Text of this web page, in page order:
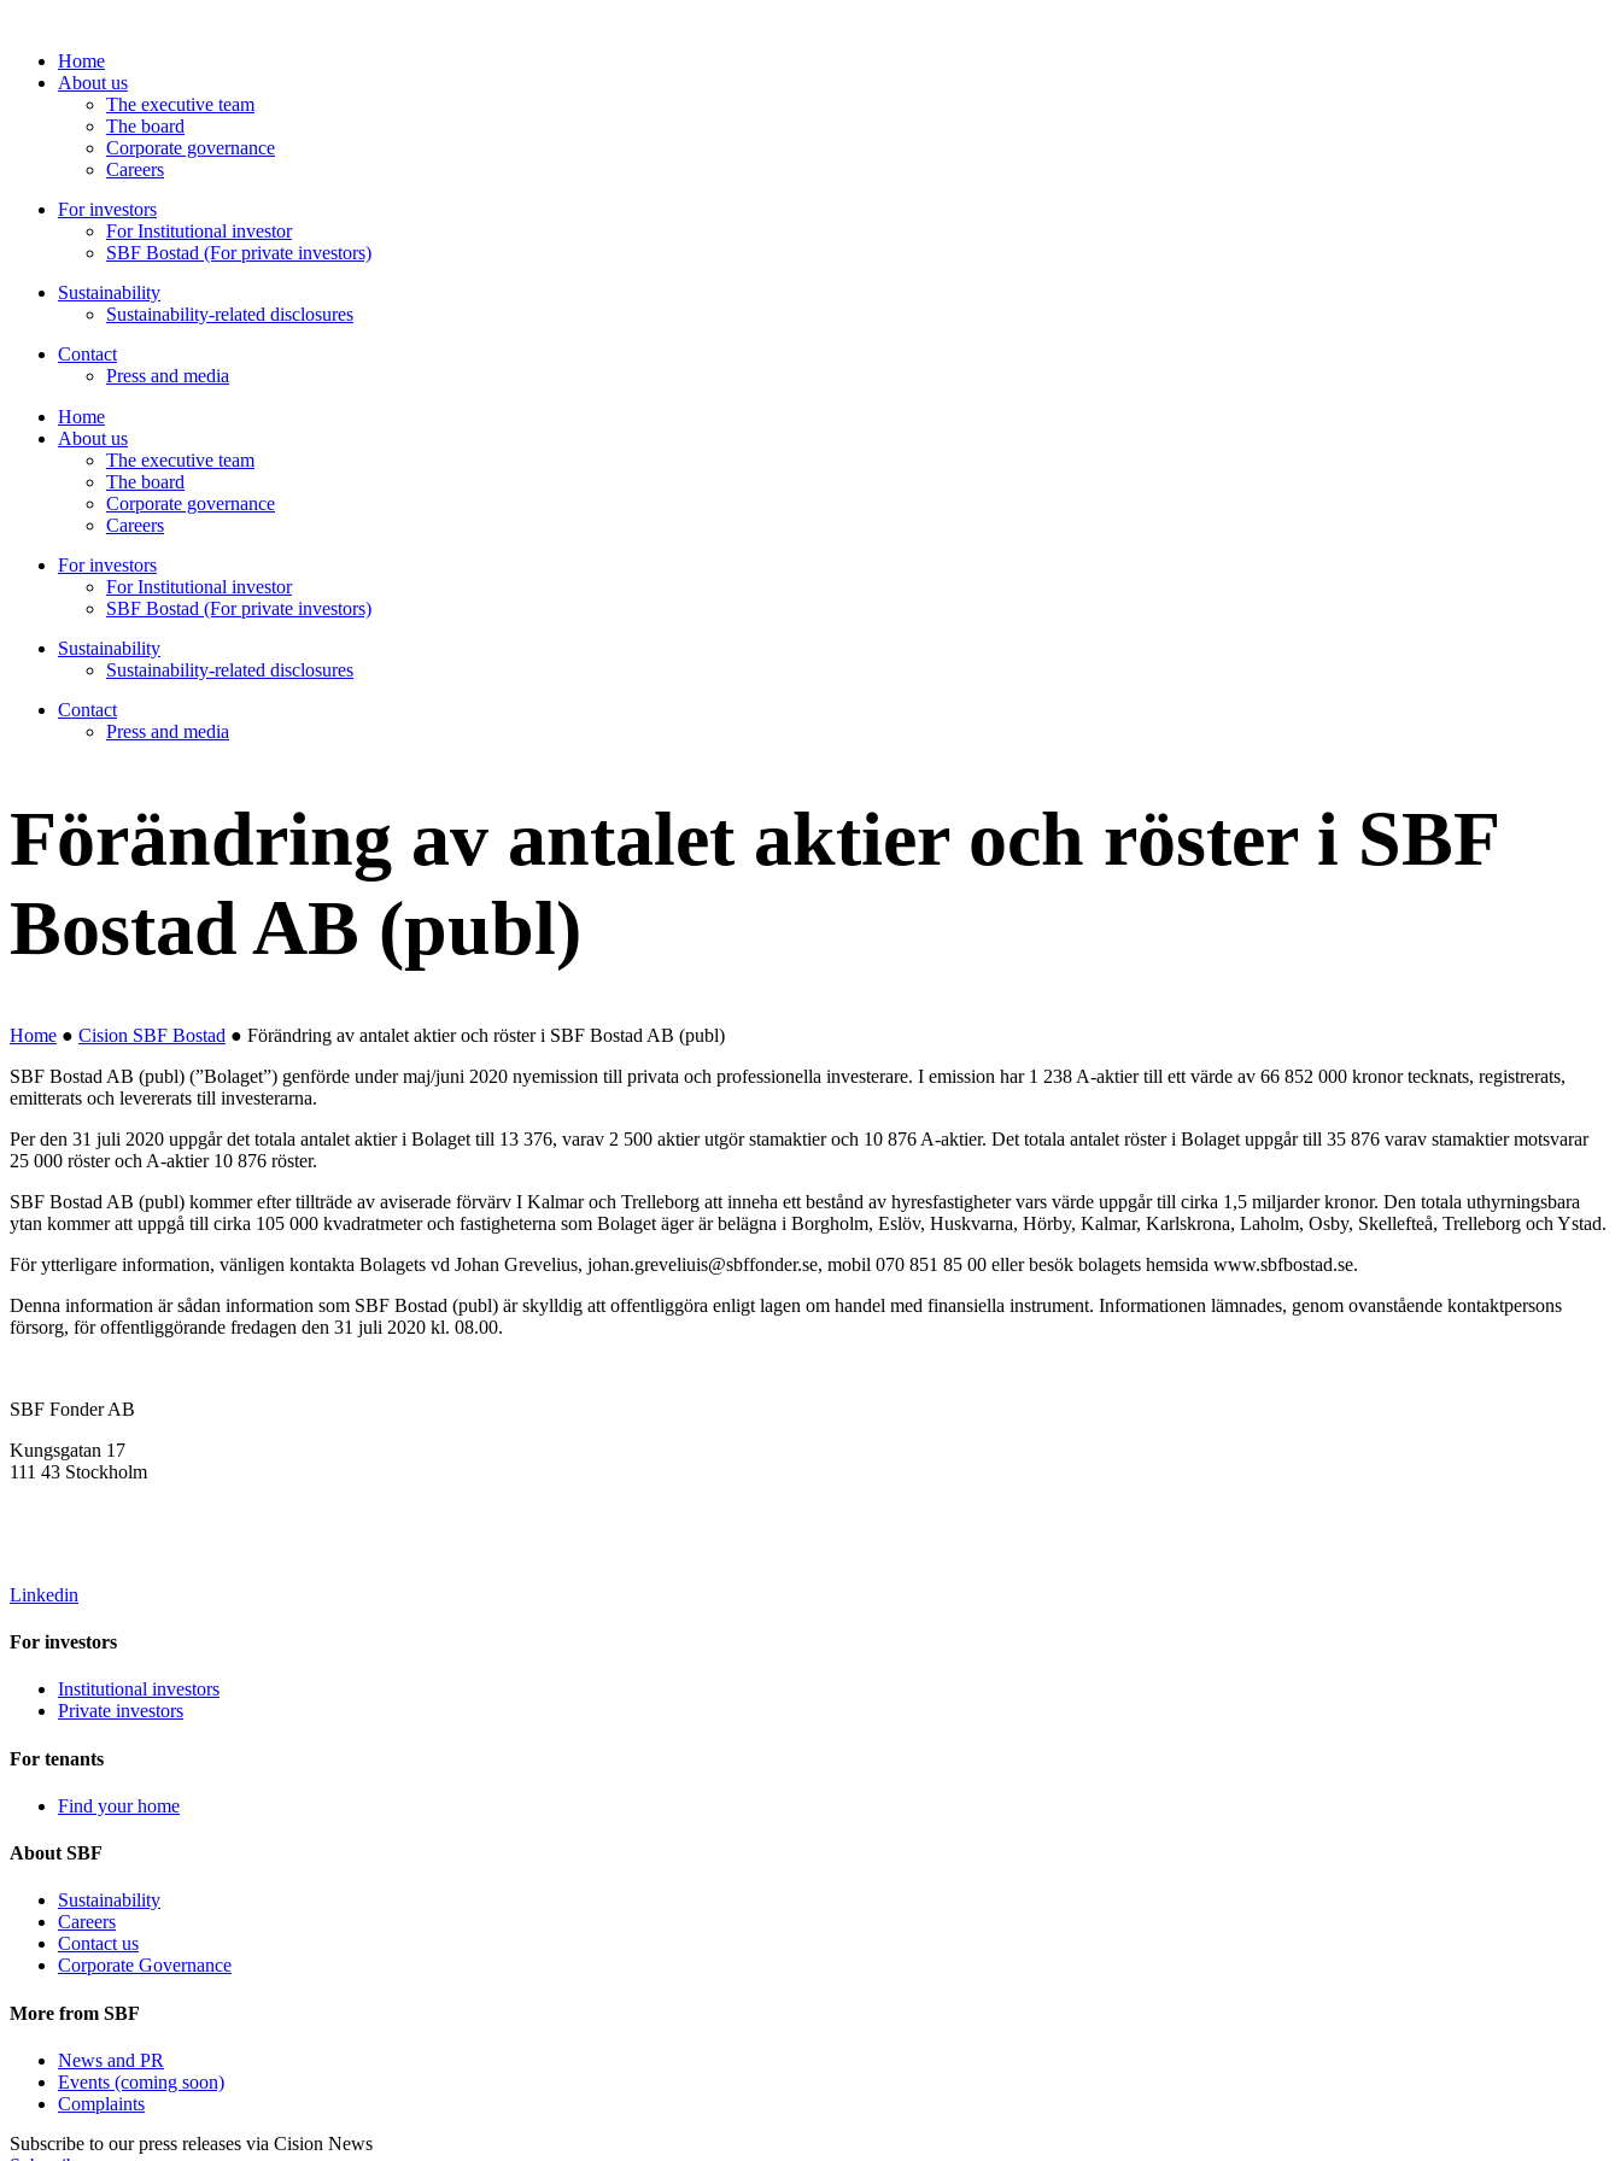
Home
About us
The executive team
The board
Corporate governance
Careers
For investors
For Institutional investor
SBF Bostad (For private investors)
Sustainability
Sustainability-related disclosures
Contact
Press and media
Home
About us
The executive team
The board
Corporate governance
Careers
For investors
For Institutional investor
SBF Bostad (For private investors)
Sustainability
Sustainability-related disclosures
Contact
Press and media
Förändring av antalet aktier och röster i SBF
Bostad AB (publ)
Home ● Cision SBF Bostad ● Förändring av antalet aktier och röster i SBF Bostad AB (publ)
SBF Bostad AB (publ) (”Bolaget”) genförde under maj/juni 2020 nyemission till privata och professionella investerare. I emission har 1 238 A-aktier till ett värde av 66 852 000 kronor tecknats, registrerats,
emitterats och levererats till investerarna.
Per den 31 juli 2020 uppgår det totala antalet aktier i Bolaget till 13 376, varav 2 500 aktier utgör stamaktier och 10 876 A-aktier. Det totala antalet röster i Bolaget uppgår till 35 876 varav stamaktier motsvarar
25 000 röster och A-aktier 10 876 röster.
SBF Bostad AB (publ) kommer efter tillträde av aviserade förvärv I Kalmar och Trelleborg att inneha ett bestånd av hyresfastigheter vars värde uppgår till cirka 1,5 miljarder kronor. Den totala uthyrningsbara
ytan kommer att uppgå till cirka 105 000 kvadratmeter och fastigheterna som Bolaget äger är belägna i Borgholm, Eslöv, Huskvarna, Hörby, Kalmar, Karlskrona, Laholm, Osby, Skellefteå, Trelleborg och Ystad.
För ytterligare information, vänligen kontakta Bolagets vd Johan Grevelius, johan.greveliuis@sbffonder.se, mobil 070 851 85 00 eller besök bolagets hemsida www.sbfbostad.se.
Denna information är sådan information som SBF Bostad (publ) är skylldig att offentliggöra enligt lagen om handel med finansiella instrument. Informationen lämnades, genom ovanstående kontaktpersons
försorg, för offentliggörande fredagen den 31 juli 2020 kl. 08.00.
SBF Fonder AB
Kungsgatan 17
111 43 Stockholm
Linkedin
For investors
Institutional investors
Private investors
For tenants
Find your home
About SBF
Sustainability
Careers
Contact us
Corporate Governance
More from SBF
News and PR
Events (coming soon)
Complaints
Subscribe to our press releases via Cision News